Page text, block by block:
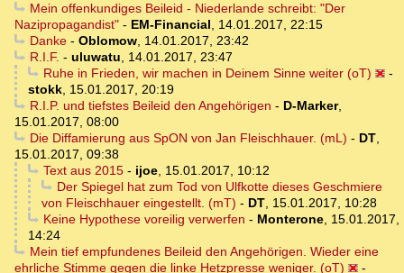
Mein offenkundiges Beileid - Niederlande schreibt: "Der
Nazipropagandist" - EM-Financial, 14.01.2017, 22:15
Danke- Oblomow, 14.01.2017, 23:42
R.I.F. - uluwatu, 14.01.2017, 23:47
Ruhe in Frieden, wir machen in Deinem Sinne weiter (oT)
-
stokk, 15.01.2017, 20:19
R.I.P. und tiefstes Beileid den Angehörigen - D-Marker,
15.01.2017, 08:00
Die Diffamierung aus SpON von Jan Fleischhauer. (mL) - DT,
15.01.2017, 09:38
Text aus 2015- ijoe, 15.01.2017, 10:12
Der Spiegel hat zum Tod von Ulfkotte dieses Geschmiere
von Fleischhauer eingestellt. (mT) - DT, 15.01.2017, 10:28
Keine Hypothese voreilig verwerfen - Monterone, 15.01.2017,
14:24
Mein tief empfundenes Beileid den Angehörigen. Wieder eine
ehrliche Stimme gegen die linke Hetzpresse weniger. (oT)
-